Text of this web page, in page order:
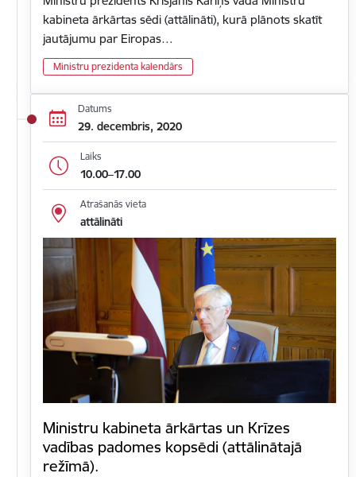
kabineta ārkārtas sēdi (attālināti), kurā plānots skatīt
jautājumu par Eiropas…
Ministru prezidenta kalendārs
Datums
29. decembris, 2020
Laiks
10.00–17.00
Atrašanās vieta
attālināti
Ministru kabineta ārkārtas un Krīzes
vadības padomes kopsēdi (attālinātajā
režīmā).